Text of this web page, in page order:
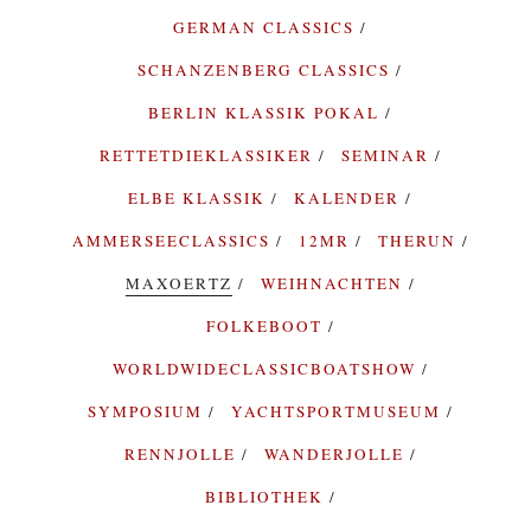
GERMAN CLASSICS
SCHANZENBERG CLASSICS
BERLIN KLASSIK POKAL
RETTETDIEKLASSIKER
SEMINAR
ELBE KLASSIK
KALENDER
AMMERSEECLASSICS
12MR
THERUN
MAXOERTZ
WEIHNACHTEN
FOLKEBOOT
WORLDWIDECLASSICBOATSHOW
SYMPOSIUM
YACHTSPORTMUSEUM
RENNJOLLE
WANDERJOLLE
BIBLIOTHEK